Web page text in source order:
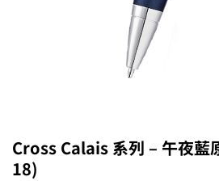
Cross Calais 系列 – 午夜藍
18)